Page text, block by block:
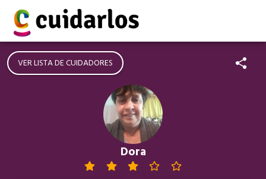
VER LISTA DE CUIDADORES
Dora